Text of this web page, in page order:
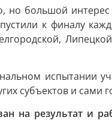
но большой
к финалу
испытании
субъектов и сами
на результат и